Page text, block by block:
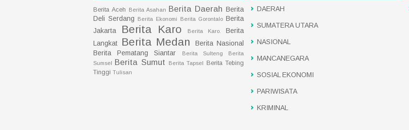
Berita Aceh Berita Asahan Berita Daerah Berita
Deli Serdang
Berita Ekonomi Berita Gorontalo Berita
Jakarta
Berita Karo Berita Karo.
Berita
Langkat
Berita Medan
Berita Nasional
Berita Pematang Siantar
Berita Sulteng
Berita
Sumsel Berita Sumut Berita Tapsel
Berita Tebing
Tinggi Tulisan
DAERAH
SUMATERA UTARA
NASIONAL
MANCANEGARA
SOSIAL EKONOMI
PARIWISATA
KRIMINAL